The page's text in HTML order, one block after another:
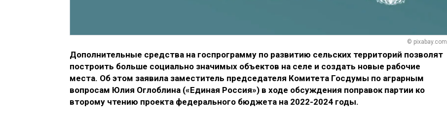
© pixabay.com
Дополнительные средства на госпрограмму по развитию сельских территорий позволят
построить больше социально значимых объектов на селе и создать новые рабочие
места. Об этом заявила заместитель председателя Комитета Госдумы по аграрным
вопросам Юлия Оглоблина («Единая Россия») в ходе обсуждения поправок партии ко
второму чтению проекта федерального бюджета на 2022-2024 годы.